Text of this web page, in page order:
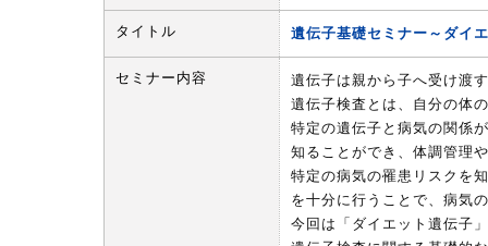
タイトル 遺伝子基礎セミナー～ダイ
セミナー内容
遺伝子は親から子へ受け渡
遺伝子検査とは、自分の体
特定の遺伝子と病気の関係
知ることができ、体調管理
特定の病気の罹患リスクを
を十分に行うことで、病気
今回は「ダイエット遺伝子